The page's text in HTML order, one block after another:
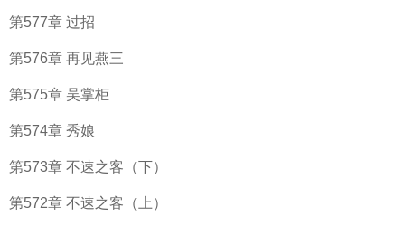
第577章 过招
第576章 再见燕三
第575章 吴掌柜
第574章 秀娘
第573章 不速之客（下）
第572章 不速之客（上）